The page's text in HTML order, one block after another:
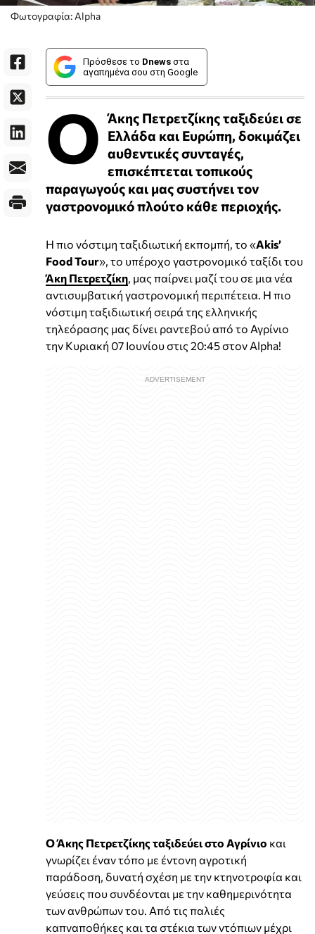
Φωτογραφία: Alpha
Πρόσθεσε το Dnews στα
αγαπημένα σου στη Google
Ο Άκης Πετρετζίκης ταξιδεύει σε
Ελλάδα και Ευρώπη, δοκιμάζει
αυθεντικές συνταγές,
επισκέπτεται τοπικούς
παραγωγούς και μας συστήνει τον
γαστρονομικό πλούτο κάθε περιοχής.
H πιο νόστιμη ταξιδιωτική εκπομπή, το «Akis’
Food Tour», το υπέροχο γαστρονομικό ταξίδι του
Άκη Πετρετζίκη , μας παίρνει μαζί του σε μια νέα
αντισυμβατική γαστρονομική περιπέτεια. Η πιο
νόστιμη ταξιδιωτική σειρά της ελληνικής
τηλεόρασης μας δίνει ραντεβού από το Αγρίνιο
την Κυριακή 07 Ιουνίου στις 20:45 στον Alpha!
Ο Άκης Πετρετζίκης ταξιδεύει στο Αγρίνιο και
γνωρίζει έναν τόπο με έντονη αγροτική
παράδοση, δυνατή σχέση με την κτηνοτροφία και
γεύσεις που συνδέονται με την καθημερινότητα
των ανθρώπων του. Από τις παλιές
καπναποθήκες και τα στέκια των ντόπιων μέχρι